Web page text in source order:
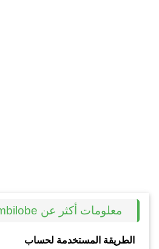
معلومات أكثر عن Ambilobe
الطريقة المستخدمة لحساب